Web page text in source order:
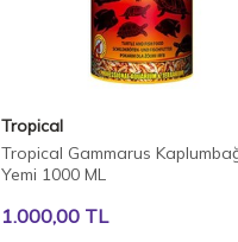
Tropical
Tropical Gammarus
Yemi 1000 ML
1.000,00 TL